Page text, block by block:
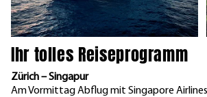
Ihr tolles Reiseprogramm
Zürich – Singapur
Am Vormittag Abflug mit Singapore Airlines